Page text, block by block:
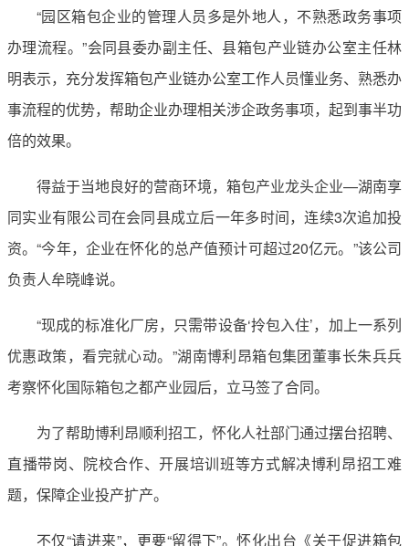
“园区箱包企业的管理人员多是外地人，不熟悉政务事项
办理流程。”会同县委办副主任、县箱包产业链办公室主任林
明表示，充分发挥箱包产业链办公室工作人员懂业务、熟悉办
事流程的优势，帮助企业办理相关涉企政务事项，起到事半功
倍的效果。
得益于当地良好的营商环境，箱包产业龙头企业—湖南享
同实业有限公司在会同县成立后一年多时间，连续3次追加投
资。“今年，企业在怀化的总产值预计可超过20亿元。”该公司
负责人牟晓峰说。
“现成的标准化厂房，只需带设备‘拎包入住’，加上一系列
优惠政策，看完就心动。”湖南博利昂箱包集团董事长朱兵兵
考察怀化国际箱包之都产业园后，立马签了合同。
为了帮助博利昂顺利招工，怀化人社部门通过摆台招聘、
直播带岗、院校合作、开展培训班等方式解决博利昂招工难
题，保障企业投产扩产。
不仅“请进来”，更要“留得下”。怀化出台《关于促进箱包